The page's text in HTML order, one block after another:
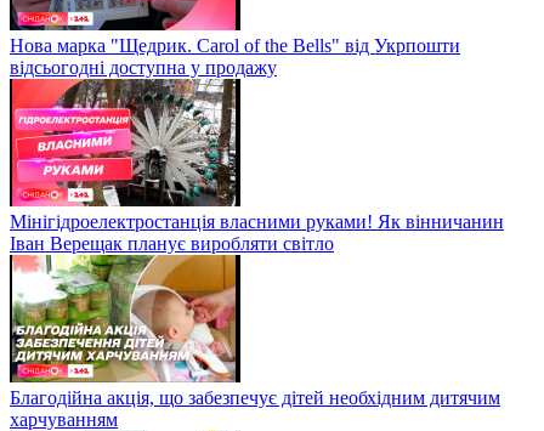
Нова марка "Щедрик. Carol of the Bells" від Укрпошти
відсьогодні доступна у продажу
Мінігідроелектростанція власними руками! Як вінничанин
Іван Верещак планує виробляти світло
Благодійна акція, що забезпечує дітей необхідним дитячим
харчуванням